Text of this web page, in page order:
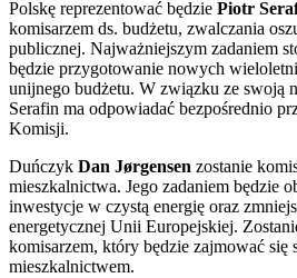
Polskę reprezentować będzie Piotr
komisarzem ds. budżetu, zwalczania
publicznej. Najważniejszym zadaniem
będzie przygotowanie nowych
unijnego budżetu. W związku ze swoją
Serafin ma odpowiadać bezpośrednio
Komisji.
Duńczyk Dan Jørgensen zostanie
mieszkalnictwa. Jego zadaniem będzie
inwestycje w czystą energię oraz
energetycznej Unii Europejskiej.
komisarzem, który będzie zajmować się
mieszkalnictwem.